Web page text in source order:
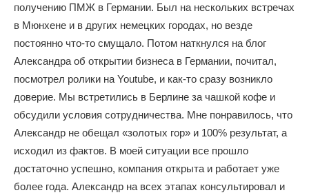
получению ПМЖ в Германии. Был на нескольких встречах
в Мюнхене и в других немецких городах, но везде
постоянно что-то смущало. Потом наткнулся на блог
Александра об открытии бизнеса в Германии, почитал,
посмотрел ролики на Youtube, и как-то сразу возникло
доверие. Мы встретились в Берлине за чашкой кофе и
обсудили условия сотрудничества. Мне понравилось, что
Александр не обещал «золотых гор» и 100% результат, а
исходил из фактов. В моей ситуации все прошло
достаточно успешно, компания открыта и работает уже
более года. Александр на всех этапах консультировал и